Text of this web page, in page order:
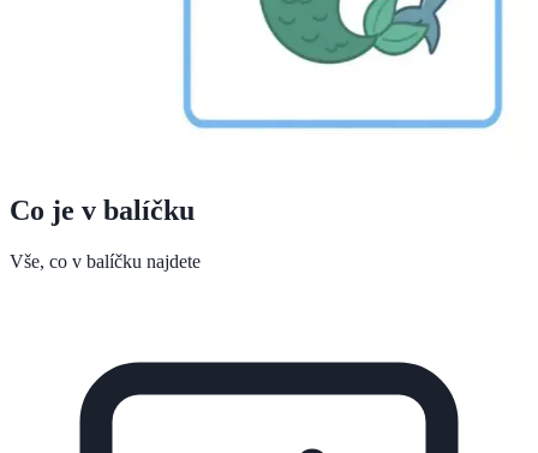
Co je v balíčku
Vše, co v balíčku najdete